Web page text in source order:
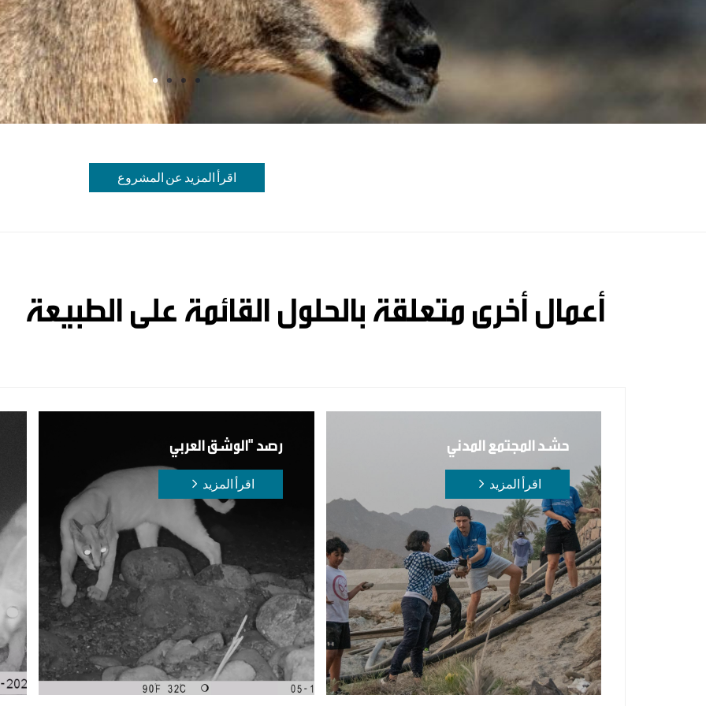
اقرأ المزيد عن المشروع
أعمال أخرى متعلقة بالحلول القائمة على الطبيعة
رصد "الوشق العربي
اقرأ المزيد
حشد المجتمع المدني
اقرأ المزيد